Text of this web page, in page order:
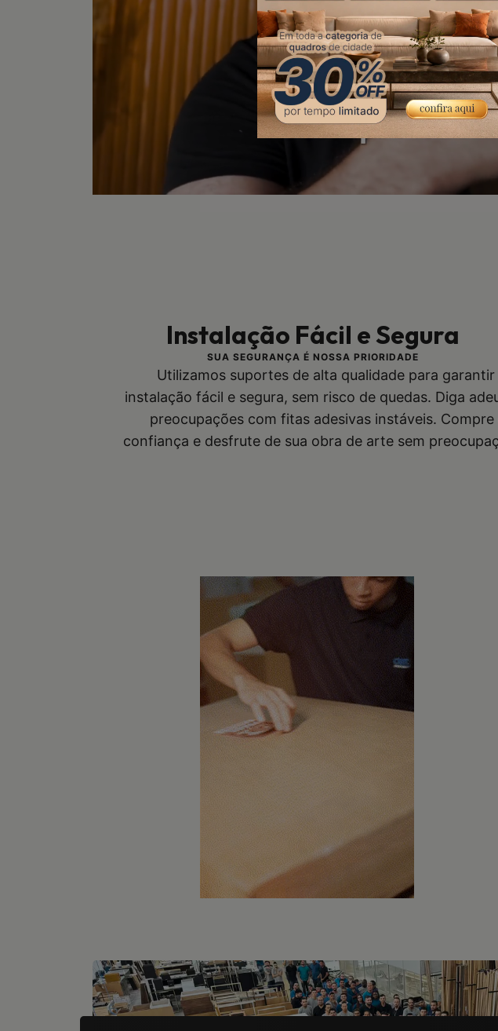
Instalação Fácil e Segura
SUA SEGURANÇA É NOSSA PRIORIDADE
Utilizamos suportes de alta qualidade para garantir
instalação fácil e segura, sem risco de quedas. Diga
preocupações com fitas adesivas instáveis. Compre
confiança e desfrute de sua obra de arte sem